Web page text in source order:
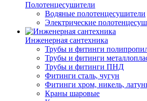
Полотенцесушители
Водяные полотенцесушители
Электрические
Инженерная сантехника
Трубы и фитинги
Трубы и фитинги
Трубы и фитинги ПНД
Фитинги сталь, чугун
Фитинги хром, никель,
Краны шаровые